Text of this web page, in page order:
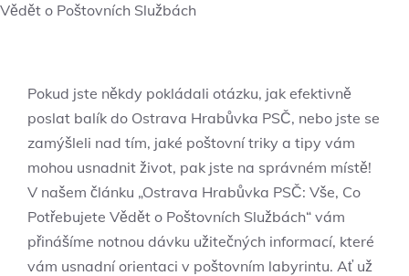
Vědět o Poštovních Službách
Pokud jste někdy pokládali otázku, jak efektivně
poslat balík do Ostrava Hrabůvka PSČ, nebo jste se
zamýšleli nad tím, jaké poštovní triky a tipy vám
mohou usnadnit život, pak jste na správném místě!
V našem článku „Ostrava Hrabůvka PSČ: Vše, Co
Potřebujete Vědět o Poštovních Službách“ vám
přinášíme notnou dávku užitečných informací, které
vám usnadní orientaci v poštovním labyrintu. Ať už